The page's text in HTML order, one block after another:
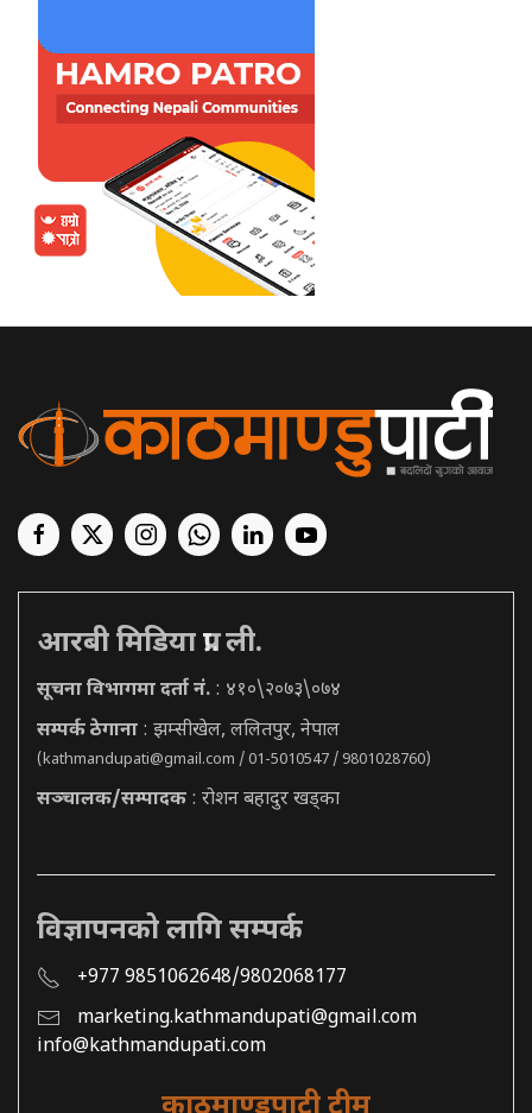
आरबी मिडिया प्रा. ली.
सूचना विभागमा दर्ता नं. : ४१०\२०७३\०७४
सम्पर्क ठेगाना : झम्सीखेल, ललितपुर, नेपाल
(kathmandupati@gmail.com / 01-5010547 / 9801028760)
सञ्चालक/सम्पादक : रोशन बहादुर खड्का
विज्ञापनको लागि सम्पर्क
+977 9851062648/9802068177
marketing.kathmandupati@gmail.com
info@kathmandupati.com